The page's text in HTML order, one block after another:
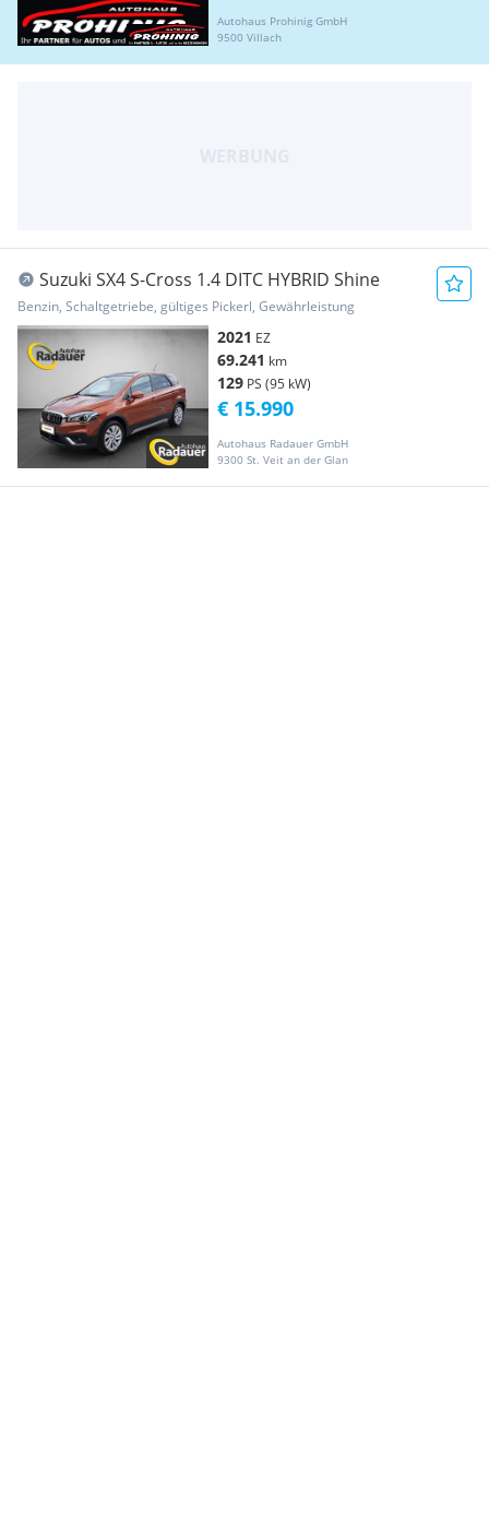
Autohaus Prohinig GmbH
9500 Villach
Suzuki SX4 S-Cross 1.4 DITC HYBRID Shine
Benzin, Schaltgetriebe, gültiges Pickerl, Gewährleistung
2021 EZ
69.241 km
129 PS (95 kW)
Autohaus Radauer GmbH
9300 St. Veit an der Glan
€ 15.990